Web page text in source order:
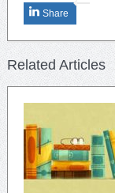
Share
Related Articles